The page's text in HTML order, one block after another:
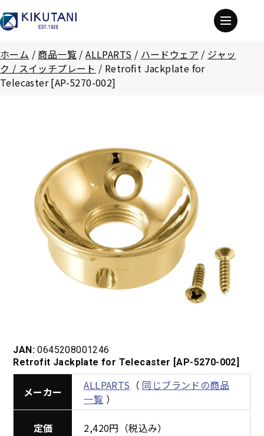
ホーム / 商品一覧 /ALLPARTS / ハードウェア / ジャッ
ク / スイッチプレート / Retrofit Jackplate for
Telecaster [AP-5270-002]
JAN: 0645208001246
Retrofit Jackplate for Telecaster [AP-5270-002]
メーカー ALLPARTS （ 同じブランドの商品
一覧 ）
定価 2,420円（税込み）